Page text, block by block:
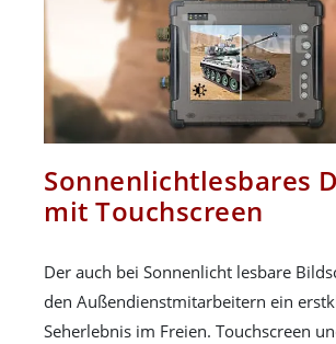
Sonnenlichtlesbares
mit Touchscreen
Der auch bei Sonnenlicht lesbare
den Außendienstmitarbeitern ein
Seherlebnis im Freien. Touchscreen